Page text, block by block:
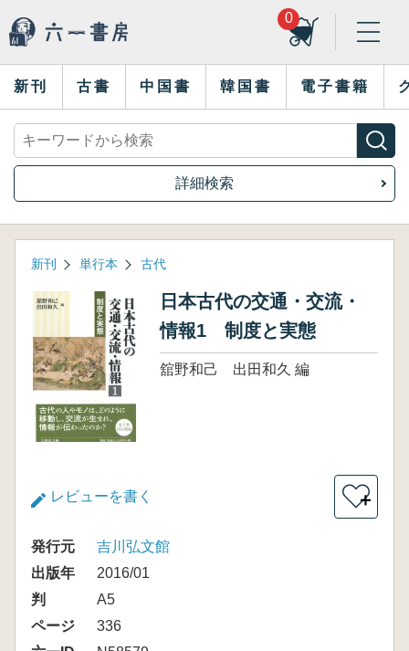
0
新刊 古書 中国書 韓国書 電子書籍
詳細検索
新刊 単行本 古代
日本古代の交通・交流・
情報1 制度と実態
舘野和己 出田和久 編
レビューを書く ＋
発行元
吉川弘文館
出版年
2016/01
判
A5
ページ
336